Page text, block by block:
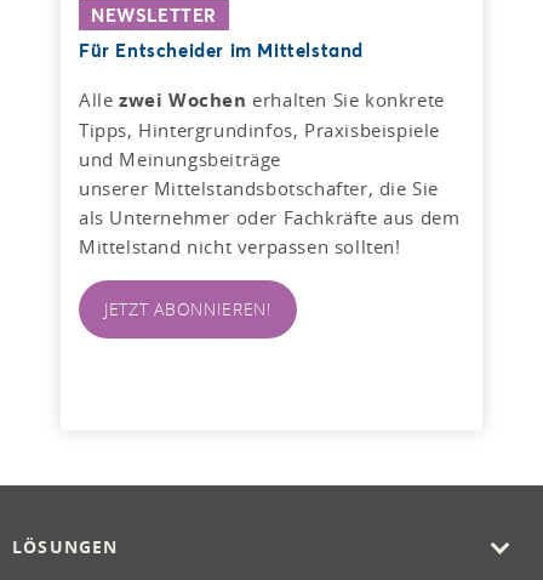
NEWSLETTER
Für Entscheider im Mittelstand
Alle zwei Wochen erhalten Sie konkrete
Tipps, Hintergrundinfos, Praxisbeispiele
und Meinungsbeiträge
unserer Mittelstandsbotschafter, die Sie
als Unternehmer oder Fachkräfte aus dem
Mittelstand nicht verpassen sollten!
JETZT ABONNIEREN!
LÖSUNGEN